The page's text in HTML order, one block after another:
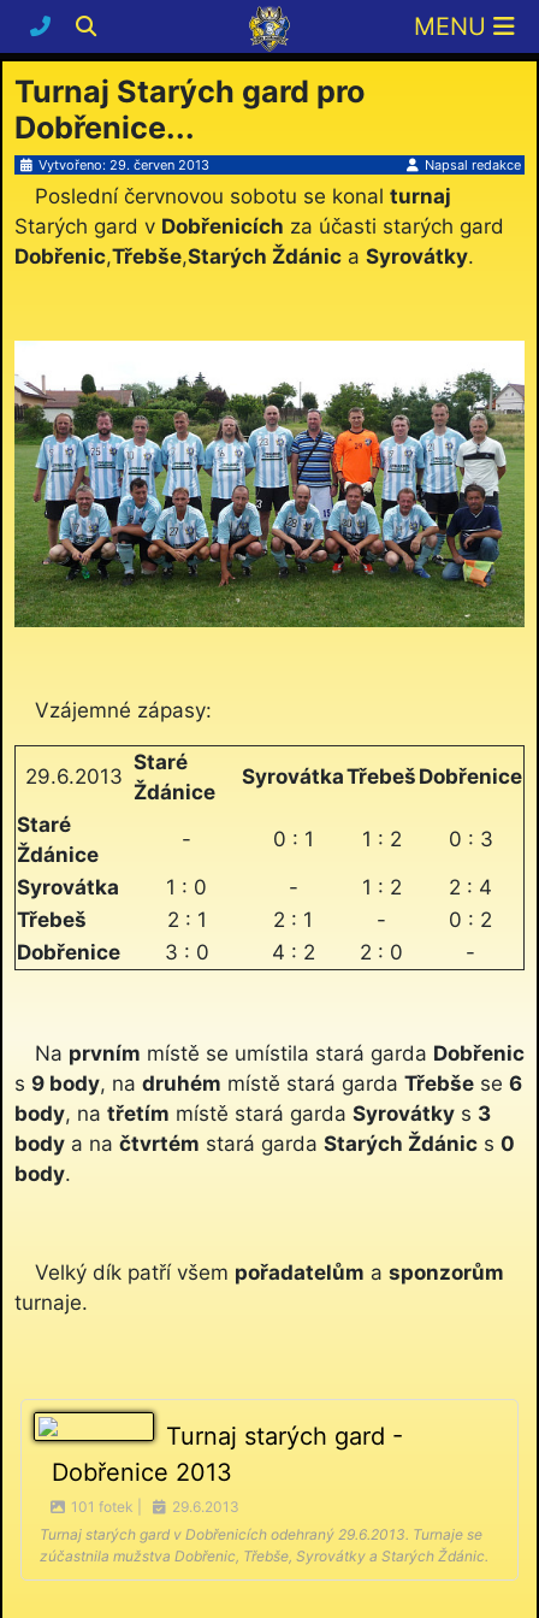
Turnaj Starých gard pro
Dobřenice...
Napsal redakce
Vytvořeno: 29. červen 2013
Poslední červnovou sobotu se konal turnaj
Starých gard v Dobřenicích za účasti starých gard
Dobřenic,Třebše,Starých Ždánic a Syrovátky.
Vzájemné zápasy:
29.6.2013
Staré
Ždánice
SyrovátkaTřebeš Dobřenice
Staré
Ždánice
- 0 : 1 1 : 2
0 : 3
Syrovátka
1 : 0 - 1 : 2
2 : 4
Třebeš
2 : 1 2 : 1 -
0 : 2
Dobřenice
3 : 0 4 : 2 2 : 0 -
Na prvním místě se umístila stará garda Dobřenic
s 9 body, na druhém místě stará garda Třebše se 6
body, na třetím místě stará garda Syrovátky s 3
body a na čtvrtém stará garda Starých Ždánic s 0
body.
Velký dík patří všem pořadatelům a sponzorům
turnaje.
Turnaj starých gard -
Dobřenice 2013
101 fotek |
29.6.2013
Turnaj starých gard v Dobřenicích odehraný 29.6.2013. Turnaje se
zúčastnila mužstva Dobřenic, Třebše, Syrovátky a Starých Ždánic.